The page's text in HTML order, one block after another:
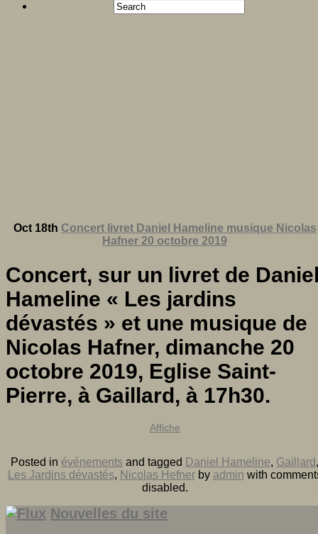
Oct 18th Concert livret Daniel Hameline musique Nicolas
Hafner 20 octobre 2019
Concert, sur un livret de
Hameline « Les jardins
dévastés » et une musique de
Nicolas Hafner, dimanche 20
octobre 2019, Eglise Saint-
Pierre, à Gaillard, à 17h30.
Affiche
Posted in événements and tagged Daniel Hameline, Gaillard ,
Les Jardins dévastés, Nicolas Hefnerby admin with
disabled.
Nouvelles du site